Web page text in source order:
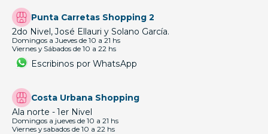
Punta Carretas Shopping 2
2do Nivel, José Ellauri y Solano García.
Domingos a Jueves de 10 a 21 hs
Viernes y Sábados de 10 a 22 hs
Escribinos por WhatsApp
Costa Urbana Shopping
Ala norte - 1er Nivel
Domingos a jueves de 10 a 21 hs
Viernes y sabados de 10 a 22 hs